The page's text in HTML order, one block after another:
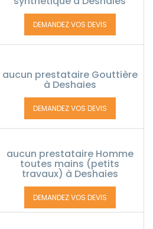
DEMANDEZ VOS DEVIS
aucun prestataire Gouttière
à Deshaies
DEMANDEZ VOS DEVIS
aucun prestataire Homme
toutes mains (petits
travaux) à Deshaies
DEMANDEZ VOS DEVIS